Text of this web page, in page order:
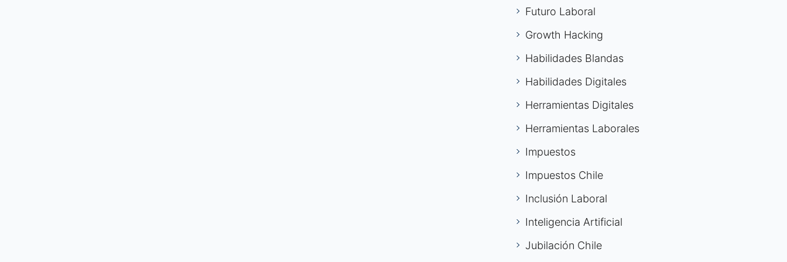
Futuro Laboral
Growth Hacking
Habilidades Blandas
Habilidades Digitales
Herramientas Digitales
Herramientas Laborales
Impuestos
Impuestos Chile
Inclusión Laboral
Inteligencia Artificial
Jubilación Chile